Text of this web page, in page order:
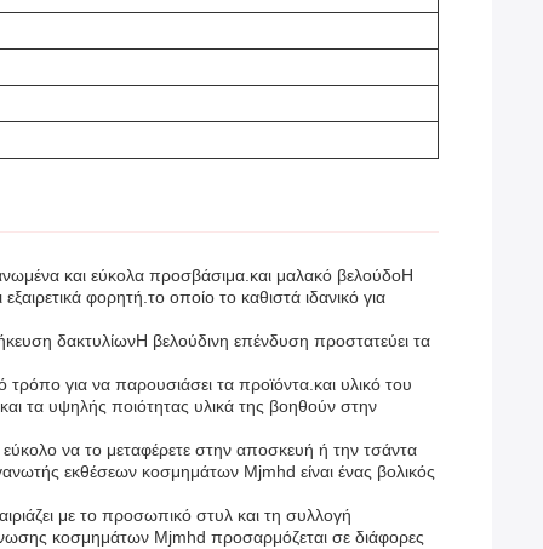
και εύκολα προσβάσιμα.και μαλακό βελούδοΗ
φορητή.το οποίο το καθιστά ιδανικό για
δακτυλίωνΗ βελούδινη επένδυση προστατεύει τα
για να παρουσιάσει τα προϊόντα.και υλικό του
τα υψηλής ποιότητας υλικά της βοηθούν στην
να το μεταφέρετε στην αποσκευή ή την τσάντα
εκθέσεων κοσμημάτων Mjmhd είναι ένας βολικός
με το προσωπικό στυλ και τη συλλογή
κοσμημάτων Mjmhd προσαρμόζεται σε διάφορες